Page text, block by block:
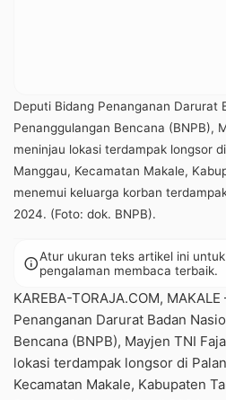
Deputi Bidang Penanganan Darurat
Penanggulangan Bencana (BNPB),
meninjau lokasi terdampak longsor
Manggau, Kecamatan Makale,
menemui keluarga korban
2024. (Foto: dok. BNPB).
infoAtur ukuran teks artikel ini
pengalaman membaca terbaik.
KAREBA-TORAJA.COM,
Penanganan Darurat Badan
Bencana (BNPB), Mayjen TNI
lokasi terdampak longsor di
Kecamatan Makale, Kabupaten